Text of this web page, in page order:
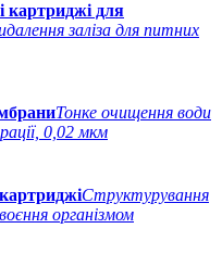
картриджі для
заліза для питних
Тонке очищення води
0,02 мкм
Структурування
організмом